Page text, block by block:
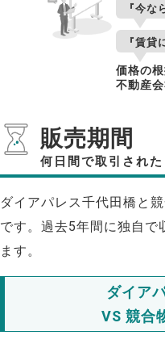
『今な
『賃貸
価格の
不動産
販売期間
何日間で取引された
ダイアパレス千代田橋と
です。過去5年間に独自で
ます。
ダイア
VS 競合